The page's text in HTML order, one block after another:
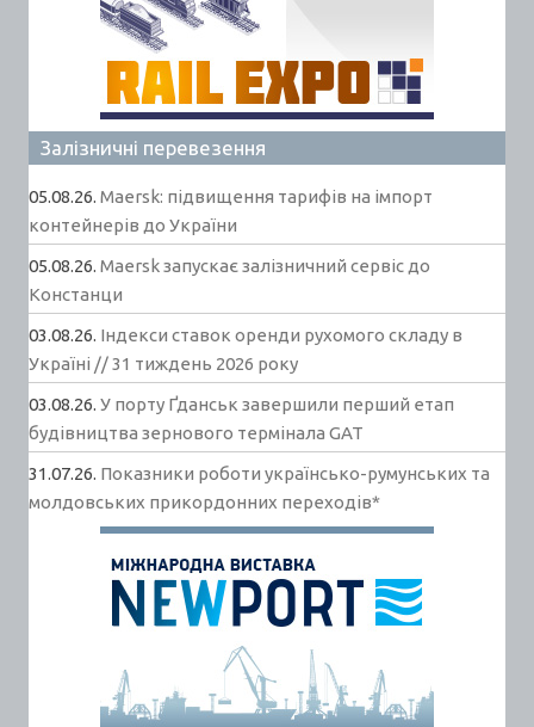
Залізничні перевезення
05.08.26. Maersk: підвищення тарифів на імпорт
контейнерів до України
05.08.26. Maersk запускає залізничний сервіс до
Констанци
03.08.26. Індекси ставок оренди рухомого складу в
Україні // 31 тиждень 2026 року
03.08.26. У порту Ґданськ завершили перший етап
будівництва зернового термінала GAT
31.07.26. Показники роботи українсько-румунських та
молдовських прикордонних переходів*